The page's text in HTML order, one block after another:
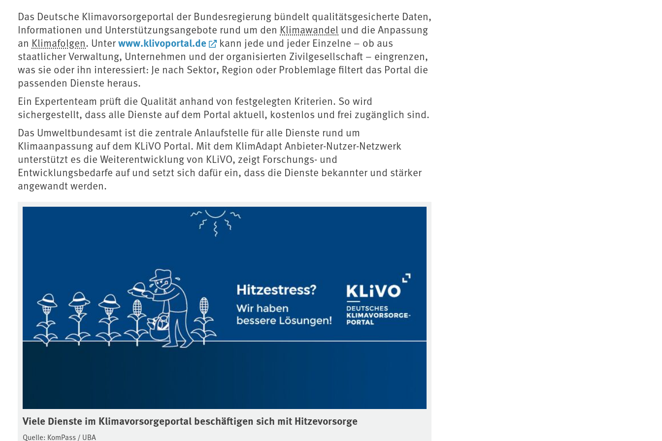
Das Deutsche Klimavorsorgeportal der Bundesregierung bündelt qualitätsgesicherte Daten,
Informationen und Unterstützungsangebote rund um den Klimawandel und die Anpassung
an Klimafolgen. Unterwww.klivoportal.de
kann jede und jeder Einzelne – ob aus
staatlicher Verwaltung, Unternehmen und der organisierten Zivilgesellschaft – eingrenzen,
was sie oder ihn interessiert: Je nach Sektor, Region oder Problemlage filtert das Portal die
passenden Dienste heraus.
Ein Expertenteam prüft die Qualität anhand von festgelegten Kriterien. So wird
sichergestellt, dass alle Dienste auf dem Portal aktuell, kostenlos und frei zugänglich sind.
Das Umweltbundesamt ist die zentrale Anlaufstelle für alle Dienste rund um
Klimaanpassung auf dem KLiVO Portal. Mit dem KlimAdapt Anbieter-Nutzer-Netzwerk
unterstützt es die Weiterentwicklung von KLiVO, zeigt Forschungs- und
Entwicklungsbedarfe auf und setzt sich dafür ein, dass die Dienste bekannter und stärker
angewandt werden.
Viele Dienste im Klimavorsorgeportal beschäftigen sich mit Hitzevorsorge
Quelle: KomPass / UBA